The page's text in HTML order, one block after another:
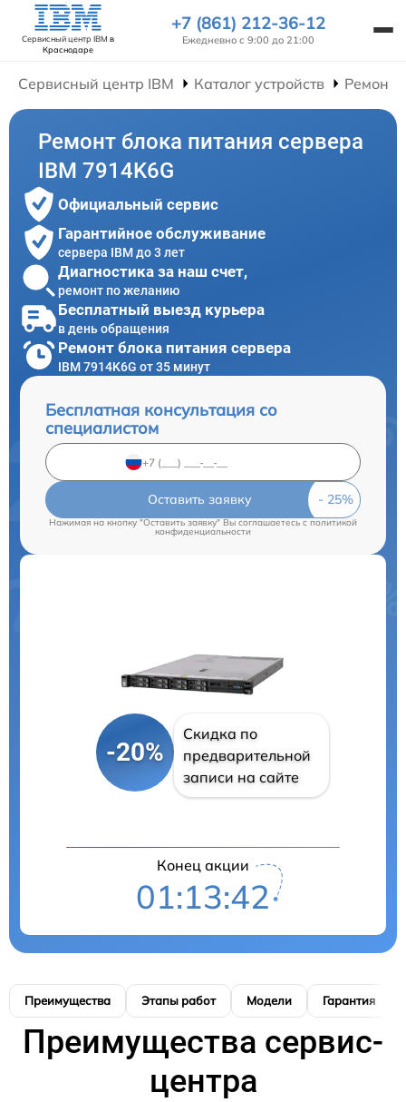
Сервисный центр IBM в
Краснодаре
+7 (861) 212-36-12
Ежедневно с 9:00 до 21:00
Сервисный центр IBM Каталог устройств Ремонт
Ремонт блока питания сервера
IBM 7914K6G
Официальный сервис
Гарантийное обслуживание
сервера IBM до 3 лет
Диагностика за наш счет,
ремонт по желанию
Бесплатный выезд курьера
в день обращения
Ремонт блока питания сервера
IBM 7914K6G от 35 минут
Бесплатная консультация со
специалистом
Оставить заявку
Нажимая на кнопку "Оставить заявку" Вы соглашаетесь c политикой
конфиденциальности
-20%
Скидка по
предварительной
записи на сайте
Конец акции
01:13:41
Преимущества Этапы работ Модели Гарантия
Преимущества сервис-
центра